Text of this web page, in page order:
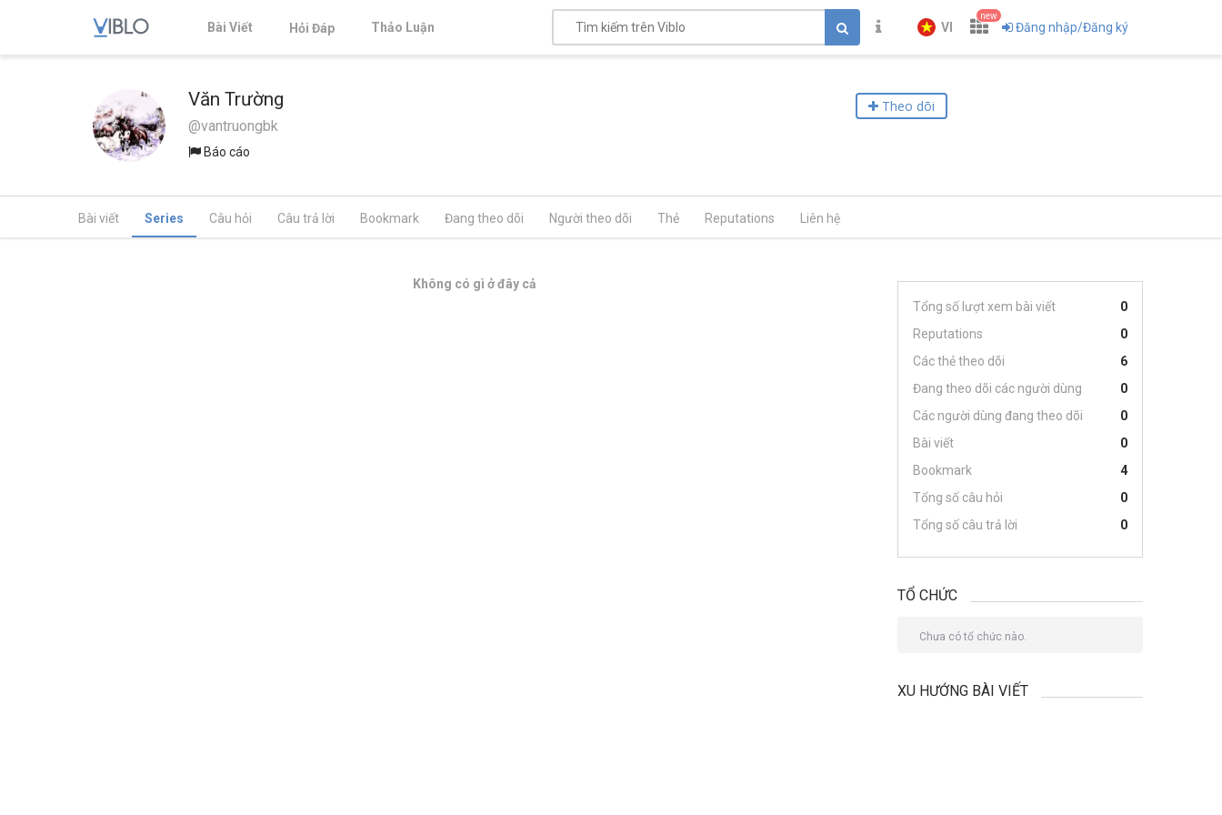
Bài Viết Hỏi Đáp Thảo Luận VI
new
Đăng nhập/Đăng ký
Văn Trường
@vantruongbk
Báo cáo
Theo dõi
Bài viết Series Câu hỏi Câu trả lời Bookmark Đang theo dõi Người theo dõi Thẻ Reputations Liên hệ
Không có gì ở đây cả
Tổng số lượt xem bài viết
0
Reputations
0
Các thẻ theo dõi
6
Đang theo dõi các người dùng
0
Các người dùng đang theo dõi
0
Bài viết
0
Bookmark
4
Tổng số câu hỏi
0
Tổng số câu trả lời
0
TỔ CHỨC
Chưa có tổ chức nào.
XU HƯỚNG BÀI VIẾT